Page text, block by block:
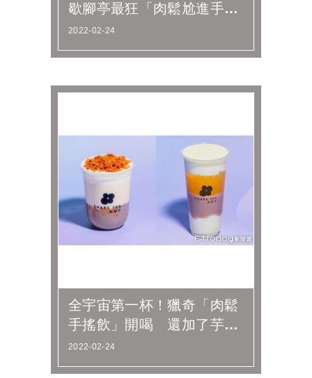
歇腳亭最狂「肉鬆尬進手搖
飲」 滿料胖胖杯「芋圓芋
泥＋厚奶...
2022-02-24
全宇宙第一杯！獵奇「肉鬆
手搖飲」開喝 還加了芋
泥、小芋圓 | ETtoday旅
遊...
2022-02-24